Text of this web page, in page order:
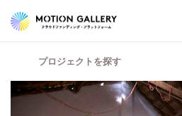
プロジェクトを探す